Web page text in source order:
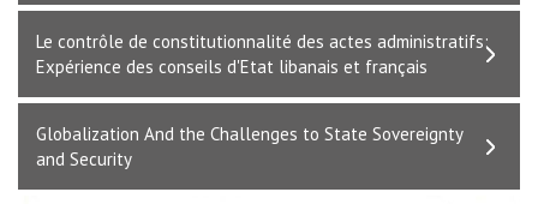
Le contrôle de constitutionnalité des actes administratifs:
Expérience des conseils d'Etat libanais et français
Globalization And the Challenges to State Sovereignty
and Security